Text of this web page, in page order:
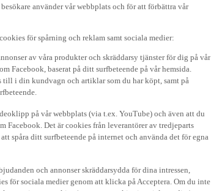
använder vår webbplats och för att förbättra vår
för spårning och reklam samt sociala medier:
av våra produkter och skräddarsy tjänster för dig på vår
Facebook, baserat på ditt surfbeteende på vår hemsida.
till i din kundvagn och artiklar som du har köpt, samt på
på vår webbplats (via t.ex. YouTube) och även att du
Facebook. Det är cookies från leverantörer av tredjeparts
spåra ditt surfbeteende på internet och använda det för egna
och annonser skräddarsydda för dina intressen,
för sociala medier genom att klicka på Acceptera. Om du inte